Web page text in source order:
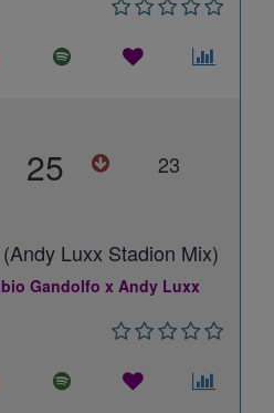
25 23
Luxx Stadion Mix)
Gandolfo x Andy Luxx